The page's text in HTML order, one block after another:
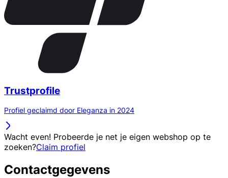
Trustprofile
Profiel geclaimd door Eleganza in 2024
Wacht even! Probeerde je net je eigen webshop op te
zoeken?Claim profiel
Contactgegevens